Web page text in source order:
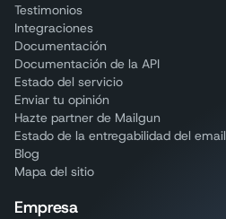
Testimonios
Integraciones
Documentación
Documentación de la API
Estado del servicio
Enviar tu opinión
Hazte partner de Mailgun
Estado de la entregabilidad del email
Blog
Mapa del sitio
Empresa